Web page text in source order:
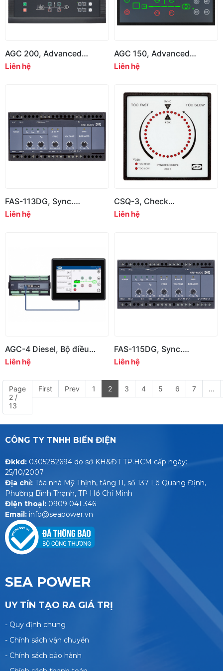
AGC 200, Advanced
Liên hệ
AGC 150, Advanced
Genset Controller 150
Liên hệ
FAS-113DG, Sync.
controller with frequency
control
Liên hệ
CSQ-3, Check
synchronising relay, UL
listed
Liên hệ
AGC-4 Diesel, Bộ điều
khiển hòa máy phát điện
Diesel
Liên hệ
FAS-115DG, Sync.
controller with frequency
and voltage control
Liên hệ
Page
2 /
13
First Prev 1 2 3 4 5 6 7 ...
CÔNG TY TNHH BIỂN ĐIỆN
Đkkd: 0305282694 do sở KH&ĐT TP.HCM cấp ngày:
25/10/2007
Địa chỉ: Tòa nhà Mỹ Thịnh, tầng 11, số 137 Lê Quang Định,
Phường Bình Thạnh, TP Hồ Chí Minh
Điện thoại: 0909 041 346
Email: info@seapower.vn
SEA POWER
UY TÍN TẠO RA GIÁ TRỊ
- Quy định chung
- Chính sách vận chuyển
- Chính sách bảo hành